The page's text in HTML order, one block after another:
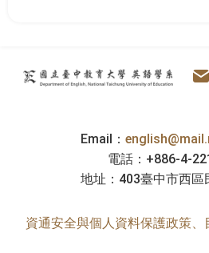
::: 英語
電
Email：
電話：+886-4-
地址：403臺中市西區
資通安全與個人資料保護政策